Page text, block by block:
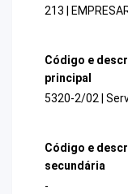
213 |
Código e
principal
5320-2/02 |
Código e
secundária
-